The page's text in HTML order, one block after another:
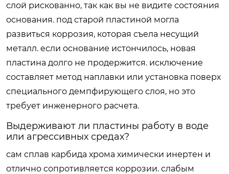
слой рискованно, так как вы не видите состояния
основания. под старой пластиной могла
развиться коррозия, которая съела несущий
металл. если основание истончилось, новая
пластина долго не продержится. исключение
составляет метод наплавки или установка поверх
специального демпфирующего слоя, но это
требует инженерного расчета.
Выдерживают ли пластины работу в воде
или агрессивных средах?
сам сплав карбида хрома химически инертен и
отлично сопротивляется коррозии. слабым